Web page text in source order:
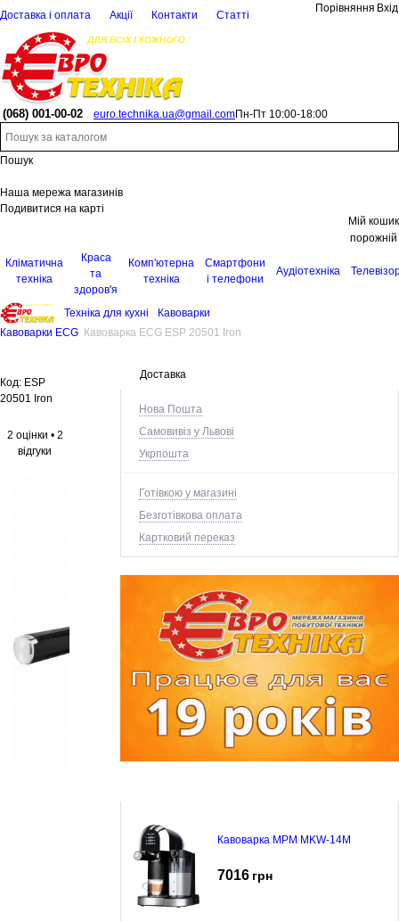
Доставка і оплата Акції Контакти Статті
Порівняння Вхід
(068) 001-00-02 euro.technika.ua@gmail.comПн-Пт 10:00-18:00
Пошук
Наша мережа магазинів
Подивитися на карті
Мій кошик
порожній
Кліматична
техніка
Краса
та
здоров'я
Комп'ютерна
техніка
Смартфони
і телефони
Аудіотехніка
Техніка для кухні
Кавоварки
Кавоварки ECG Кавоварка ECG ESP 20501 Iron
Доставка
Нова Пошта
Самовивіз у Львові
Укрпошта
Готівкою у магазині
Безготівкова оплата
Картковий переказ
Кавоварка MPM MKW-14M
7016 грн
Код: ESP
20501 Iron
2 оцінки • 2
відгуки